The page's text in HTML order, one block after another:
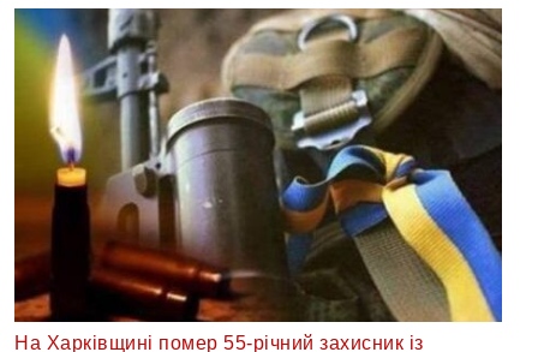
На Харківщині помер 55-річний захисник із